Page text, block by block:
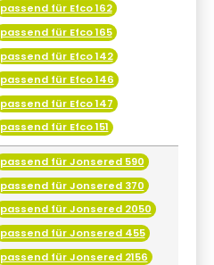
passend für Efco 162
passend für Efco 165
passend für Efco 142
passend für Efco 146
passend für Efco 147
passend für Efco 151
passend für Jonsered 590
passend für Jonsered 370
passend für Jonsered 2050
passend für Jonsered 455
passend für Jonsered 2156